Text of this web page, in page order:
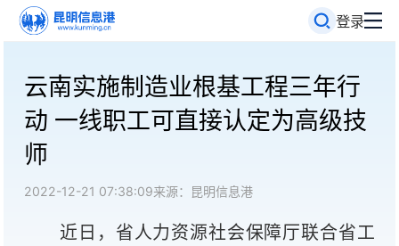
登录
云南实施制造业根基工程三年行
动 一线职工可直接认定为高级技
师
2022-12-21 07:38:09来源：昆明信息港
近日，省人力资源社会保障厅联合省工